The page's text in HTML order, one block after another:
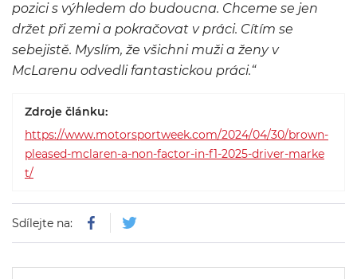
pozici s výhledem do budoucna. Chceme se jen
držet při zemi a pokračovat v práci. Cítím se
sebejistě. Myslím, že všichni muži a ženy v
McLarenu odvedli fantastickou práci.“
Zdroje článku:
https://www.motorsportweek.com/2024/04/30/brown-
pleased-mclaren-a-non-factor-in-f1-2025-driver-marke
t/
Sdílejte na: